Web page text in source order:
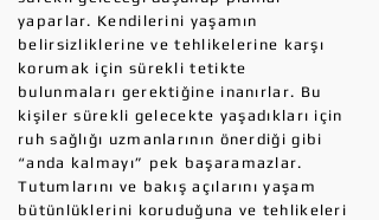
yaparlar. Kendilerini yaşamın
belirsizliklerine ve tehlikelerine karşı
korumak için sürekli tetikte
bulunmaları gerektiğine inanırlar. Bu
kişiler sürekli gelecekte yaşadıkları için
ruh sağlığı uzmanlarının önerdiği gibi
“anda kalmayı” pek başaramazlar.
Tutumlarını ve bakış açılarını yaşam
bütünlüklerini koruduğuna ve tehlikeleri